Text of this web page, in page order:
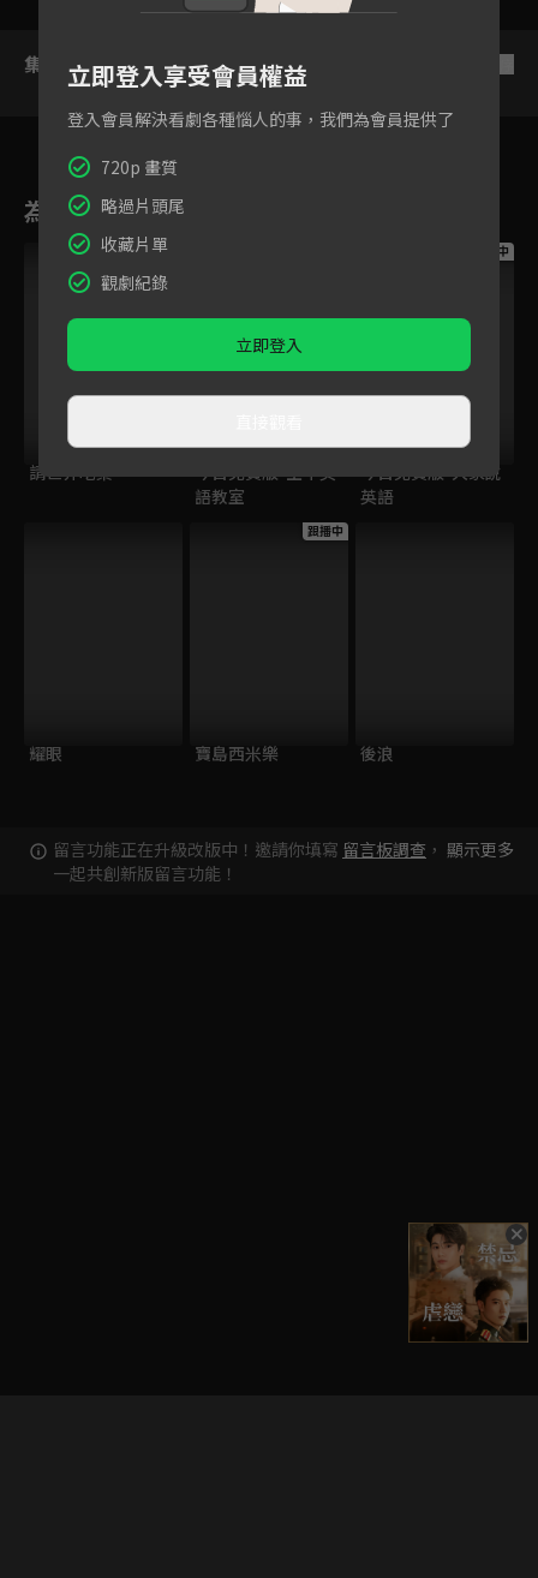
集數列表
為您推薦
跟播中
請世界吃桌
今日免費版-空中英
語教室
跟播中
今日免費版-大家說
英語
耀眼
跟播中
寶島西米樂 後浪
留言功能正在升級改版中！邀請你填寫 留言板調查 ，
一起共創新版留言功能！
顯示更多
立即登入享受會員權益
登入會員解決看劇各種惱人的事，我們為會員提供了
720p 畫質
略過片頭尾
收藏片單
觀劇紀錄
立即登入